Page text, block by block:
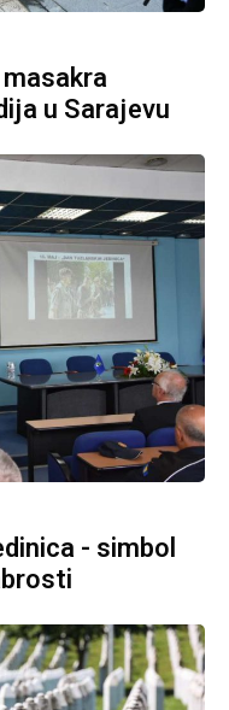
u Sarajevu
- simbol